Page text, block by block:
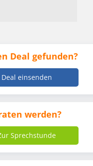
Deal gefunden?
Deal einsenden
werden?
Sprechstunde